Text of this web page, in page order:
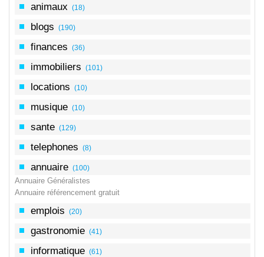
animaux (18)
blogs (190)
finances (36)
immobiliers (101)
locations (10)
musique (10)
sante (129)
telephones (8)
annuaire (100)
Annuaire Généralistes
Annuaire référencement gratuit
emplois (20)
gastronomie (41)
informatique (61)